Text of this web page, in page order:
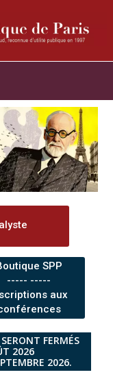
SPP
----- -----
aux
FERMÉS
2026
2026.